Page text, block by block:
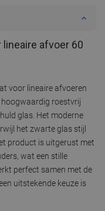
lineaire afvoer 60
voor lineaire afvoeren
hoogwaardig roestvrij
glas. Het moderne
het zwarte glas stijl
product is uitgerust met
wat een stille
perfect samen met de
uitstekende keuze is